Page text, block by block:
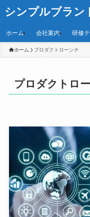
シンプルブラン
ホーム 会社案内 研修
ホーム プロダクトローンチ
プロダクトロ